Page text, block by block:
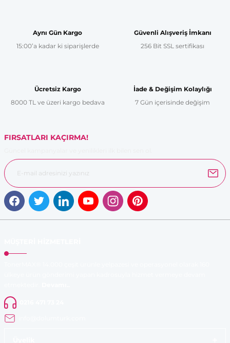
Aynı Gün Kargo
15:00’a kadar ki siparişlerde
Güvenli Alışveriş İmkanı
256 Bit SSL sertifikası
Ücretsiz Kargo
8000 TL ve üzeri kargo bedava
İade & Değişim Kolaylığı
7 Gün içerisinde değişim
FIRSATLARI KAÇIRMA!